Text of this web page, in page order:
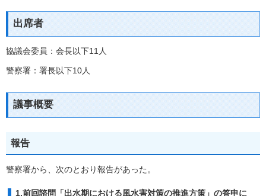
出席者
協議会委員：会長以下11人
警察署：署長以下10人
議事概要
報告
警察署から、次のとおり報告があった。
1.前回諮問「出水期における風水害対策の推進方策」の答申に